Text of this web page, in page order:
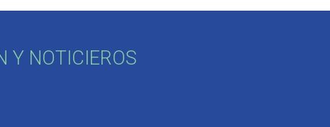
Y NOTICIEROS